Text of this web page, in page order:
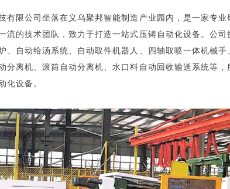
有限公司坐落在义乌聚邦智能制造产业园内，是一家专
流的技术团队，致力于打造一站式压铸自动化设备。公
、自动给汤系统、自动取件机器人、四轴取喷一体机械
分离机、滚筒自动分离机、水口料自动回收输送系统等
化设备。